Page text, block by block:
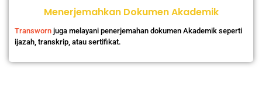
Menerjemahkan Dokumen Akademik
Transworn juga melayani penerjemahan dokumen Akademik seperti
ijazah, transkrip, atau sertifikat.